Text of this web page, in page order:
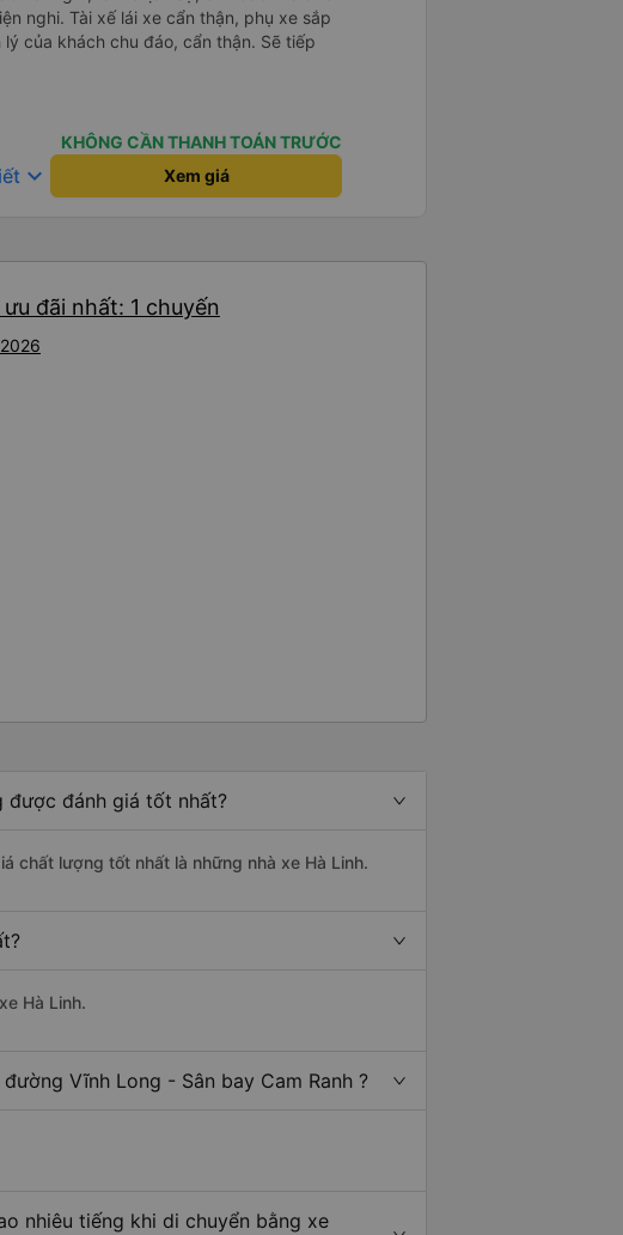
nghi. Tài xế lái xe cẩn thận, phụ xe sắp
của khách chu đáo, cẩn thận. Sẽ tiếp
KHÔNG CẦN THANH TOÁN TRƯỚC
keyboard_arrow_down Xem giá
đãi nhất: 1 chuyến
được đánh giá tốt nhất?
chất lượng tốt nhất là những nhà xe Hà Linh.
Hà Linh.
Vĩnh Long - Sân bay Cam Ranh ?
nhiêu tiếng khi di chuyển bằng xe